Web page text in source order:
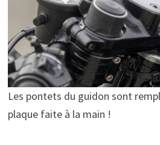
Les pontets du guidon sont
plaque faite à la main !